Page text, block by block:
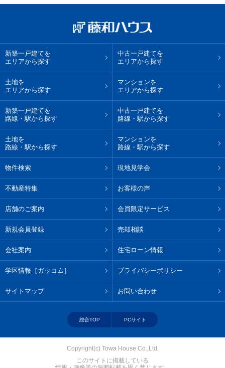
新築一戸建てを
エリアから探す
中古一戸建てを
エリアから探す
土地を
エリアから探す
マンションを
エリアから探す
新築一戸建てを
路線・駅から探す
中古一戸建てを
路線・駅から探す
土地を
路線・駅から探す
マンションを
路線・駅から探す
物件検索 現地見学会
不動産特集 お客様の声
店舗のご案内 会員限定サービス
新規会員登録 売却相談
会社案内 住宅ローン情報
学区情報［ガッコム］ プライバシーポリシー
サイトマップ お問い合わせ
総合TOP PCサイト
Copyright(c) Towa House Co.,Ltd.
このサイトに掲載している